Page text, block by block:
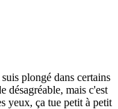
plongé dans certains
désagréable, mais c'est
yeux, ça tue petit à petit